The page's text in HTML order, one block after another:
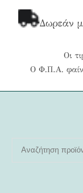
Δωρεάν
Οι
Ο Φ.Π.Α.